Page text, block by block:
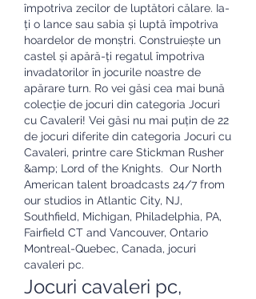
împotriva zecilor de luptători călare. Ia-
ți o lance sau sabia și luptă împotriva
hoardelor de monștri. Construiește un
castel și apără-ți regatul împotriva
invadatorilor în jocurile noastre de
apărare turn. Ro vei găsi cea mai bună
colecție de jocuri din categoria Jocuri
cu Cavaleri! Vei găsi nu mai puțin de 22
de jocuri diferite din categoria Jocuri cu
Cavaleri, printre care Stickman Rusher
&amp; Lord of the Knights.  Our North
American talent broadcasts 24/7 from
our studios in Atlantic City, NJ,
Southfield, Michigan, Philadelphia, PA,
Fairfield CT and Vancouver, Ontario
Montreal-Quebec, Canada, jocuri
cavaleri pc.
Jocuri cavaleri pc,